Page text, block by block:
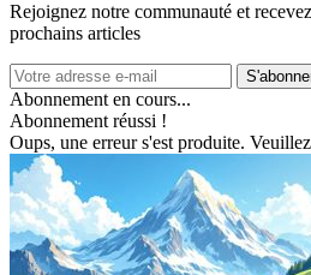
Rejoignez notre communauté et
prochains articles
Abonnement en cours...
Abonnement réussi !
Oups, une erreur s'est produite. Veuillez